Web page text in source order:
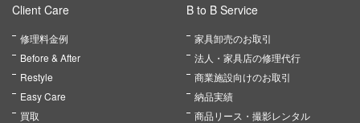
Client Care
修理料金例
Before & After
Restyle
Easy Care
買取
B to B Service
家具卸売のお取引
法人・家具店の修理代行
商業施設向けのお取引
納品実績
商品リース・撮影レンタル